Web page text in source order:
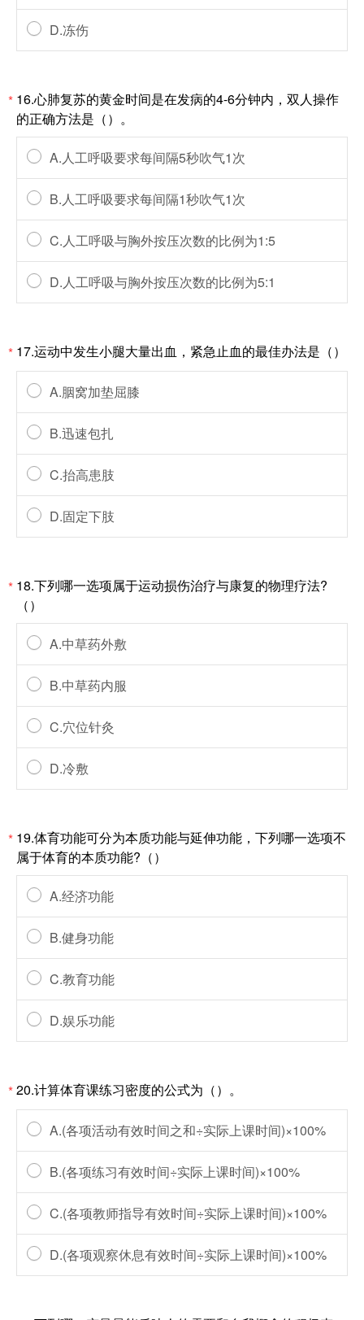
D.冻伤
* 16.心肺复苏的黄金时间是在发病的4-6分钟内，双人操作
的正确方法是（）。
A.人工呼吸要求每间隔5秒吹气1次
B.人工呼吸要求每间隔1秒吹气1次
C.人工呼吸与胸外按压次数的比例为1:5
D.人工呼吸与胸外按压次数的比例为5:1
* 17.运动中发生小腿大量出血，紧急止血的最佳办法是（）
A.胭窝加垫屈膝
B.迅速包扎
C.抬高患肢
D.固定下肢
* 18.下列哪一选项属于运动损伤治疗与康复的物理疗法?
（）
A.中草药外敷
B.中草药内服
C.穴位针灸
D.冷敷
* 19.体育功能可分为本质功能与延伸功能，下列哪一选项不
属于体育的本质功能?（）
A.经济功能
B.健身功能
C.教育功能
D.娱乐功能
*20.计算体育课练习密度的公式为（）。
A.(各项活动有效时间之和÷实际上课时间)×100%
B.(各项练习有效时间÷实际上课时间)×100%
C.(各项教师指导有效时间÷实际上课时间)×100%
D.(各项观察休息有效时间÷实际上课时间)×100%